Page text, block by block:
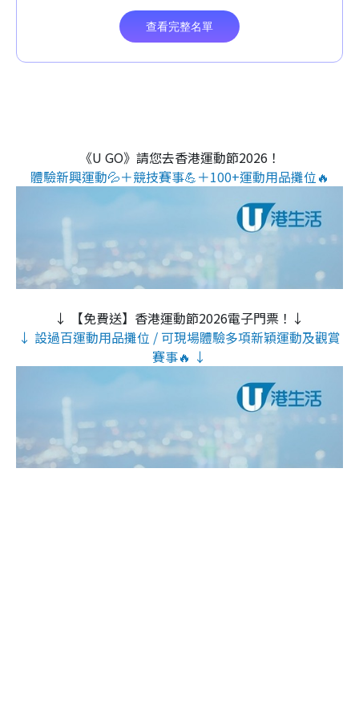
《U GO》請您去香港運動節2026！
體驗新興運動💦＋競技賽事💪＋100+運動用品攤位🔥
↓ 【免費送】香港運動節2026電子門票！↓
↓ 設過百運動用品攤位 / 可現場體驗多項新穎運動及觀賞
賽事🔥 ↓